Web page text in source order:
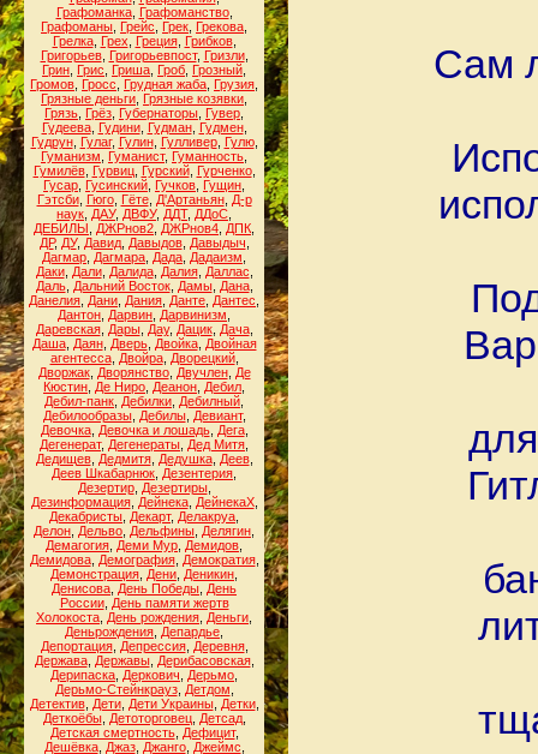
Графоманка, Графоманство,
Графоманы Грейс Грек Грекова
Грелка, Грех Греция, Грибков,
Григорьев, Григорьевпост, Гризли,
Грин Грис Гриша Гроб Грозный
Громов Гросс Грудная жаба Грузия
Грязные деньги Грязные козявки
Грязь Грёз Губернаторы Гувер
Гудеева, Гудини, Гудман, Гудмен,
Гудрун, Гулаг, Гулин, Гулливер, Гулю,
Гуманизм
Гуманист, Гуманность
Гумилёв, Гурвиц, Гурский, Гурченко,
Гусар Гусинский Гучков Гущин
Гэтсби, Гюго, Гёте, Д'Артаньян, Д-р
наук ДАУ, ДВФУ, ДДТ, ДДоС
ДЕБИЛЫ
ДЖРнов2 ДЖРнов4 ДПК
ДР, ДУ, Давид, Давыдов, Давыдыч
Дагмар Дагмара Дада Дадаизм
Даки, Дали, Далида, Далия, Даллас
Даль, Дальний Восток, Дамы, Дана,
Данелия Дани Дания Данте Дантес
Дантон Дарвин Дарвинизм
Даревская, Дары, Дау, Дацик, Дача,
Даша, Даян, Дверь, Двойка, Двойная
агентесса, Двойра, Дворецкий,
Дворжак, Дворянство, Двучлен, Де
Кюстин Де Ниро Деанон Дебил
Дебил-панк Дебилки Дебилный
Дебилообразы, Дебилы, Девиант,
Девочка, Девочка и лошадь, Дега,
Дегенерат, Дегенераты Дед Митя
Дедищев, Дедмитя, Дедушка, Деев,
Деев Шкабарнюк Дезентерия
Дезертир, Дезертиры,
Дезинформация, Дейнека, ДейнекаХ,
Декабристы Декарт, Делакруа
Делон Дельво Дельфины Делягин
Демагогия Деми Мур Демидов
Демидова, Демография, Демократия,
Демонстрация Дени Деникин
Денисова День Победы День
России, День памяти жертв
Холокоста День рождения Деньги
Деньрождения Депардье
Депортация, Депрессия, Деревня,
Держава, Державы, Дерибасовская,
Дерипаска Деркович Дерьмо
Дерьмо-Стейнкрауз, Детдом
Детектив, Дети, Дети Украины, Детки,
Деткоёбы, Детоторговец, Детсад,
Детская смертность, Дефицит,
Дешёвка, Джаз, Джанго, Джеймс
Сам